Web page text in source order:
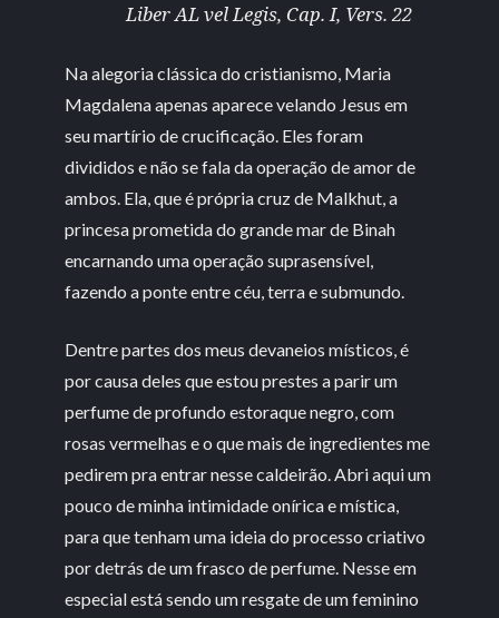
Liber AL vel Legis, Cap. I, Vers. 22
Na alegoria clássica do cristianismo, Maria
Magdalena apenas aparece velando Jesus em
seu martírio de crucificação. Eles foram
divididos e não se fala da operação de amor de
ambos. Ela, que é própria cruz de Malkhut, a
princesa prometida do grande mar de Binah
encarnando uma operação suprasensível,
fazendo a ponte entre céu, terra e submundo.
Dentre partes dos meus devaneios místicos, é
por causa deles que estou prestes a parir um
perfume de profundo estoraque negro, com
rosas vermelhas e o que mais de ingredientes me
pedirem pra entrar nesse caldeirão. Abri aqui um
pouco de minha intimidade onírica e mística,
para que tenham uma ideia do processo criativo
por detrás de um frasco de perfume. Nesse em
especial está sendo um resgate de um feminino